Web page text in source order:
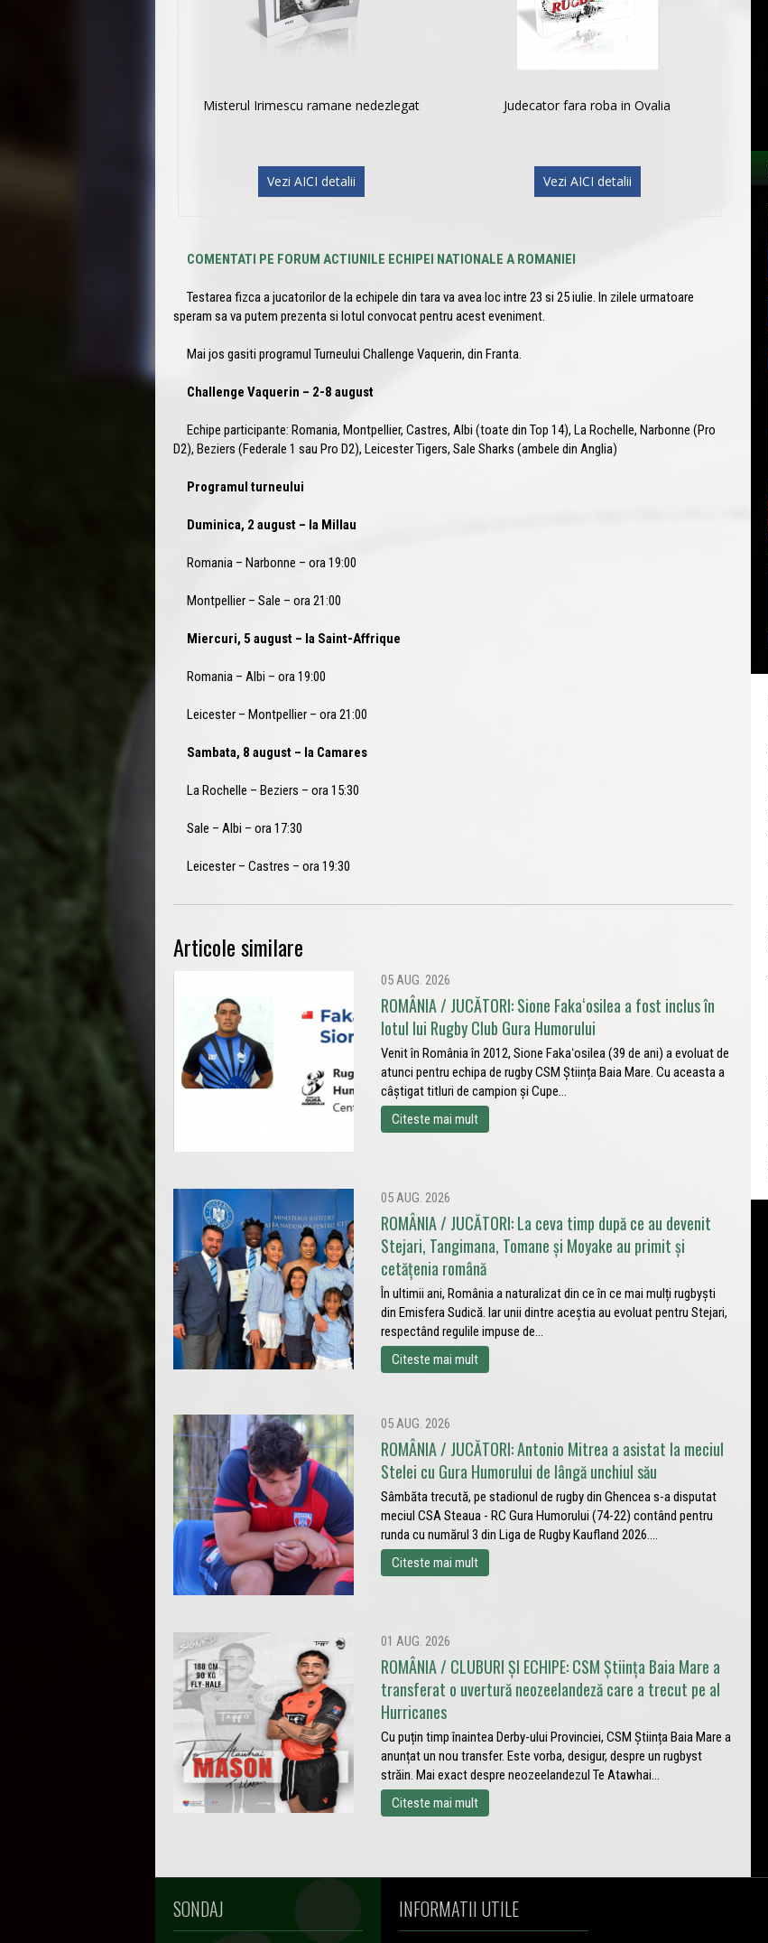
Misterul Irimescu ramane nedezlegat
Vezi AICI detalii
Judecator fara roba in Ovalia
Vezi AICI detalii
COMENTATI PE FORUM ACTIUNILE ECHIPEI NATIONALE A ROMANIEI
Testarea fizca a jucatorilor de la echipele din tara va avea loc intre 23 si 25 iulie. In zilele urmatoare
speram sa va putem prezenta si lotul convocat pentru acest eveniment.
Mai jos gasiti programul Turneului Challenge Vaquerin, din Franta.
Challenge Vaquerin – 2-8 august
Echipe participante: Romania, Montpellier, Castres, Albi (toate din Top 14), La Rochelle, Narbonne (Pro
D2), Beziers (Federale 1 sau Pro D2), Leicester Tigers, Sale Sharks (ambele din Anglia)
Programul turneului
Duminica, 2 august – la Millau
Romania – Narbonne – ora 19:00
Montpellier – Sale – ora 21:00
Miercuri, 5 august – la Saint-Affrique
Romania – Albi – ora 19:00
Leicester – Montpellier – ora 21:00
Sambata, 8 august – la Camares
La Rochelle – Beziers – ora 15:30
Sale – Albi – ora 17:30
Leicester – Castres – ora 19:30
Articole similare
05 AUG. 2026
ROMÂNIA / JUCĂTORI: Sione Fakaʻosilea a fost inclus în
lotul lui Rugby Club Gura Humorului
Venit în România în 2012, Sione Fakaʻosilea (39 de ani) a evoluat de
atunci pentru echipa de rugby CSM Știința Baia Mare. Cu aceasta a
câștigat titluri de campion și Cupe...
Citeste mai mult
05 AUG. 2026
ROMÂNIA / JUCĂTORI: La ceva timp după ce au devenit
Stejari, Tangimana, Tomane și Moyake au primit și
cetățenia română
În ultimii ani, România a naturalizat din ce în ce mai mulți rugbyști
din Emisfera Sudică. Iar unii dintre aceștia au evoluat pentru Stejari,
respectând regulile impuse de...
Citeste mai mult
05 AUG. 2026
ROMÂNIA / JUCĂTORI: Antonio Mitrea a asistat la meciul
Stelei cu Gura Humorului de lângă unchiul său
Sâmbăta trecută, pe stadionul de rugby din Ghencea s-a disputat
meciul CSA Steaua - RC Gura Humorului (74-22) contând pentru
runda cu numărul 3 din Liga de Rugby Kaufland 2026....
Citeste mai mult
01 AUG. 2026
ROMÂNIA / CLUBURI ȘI ECHIPE: CSM Știința Baia Mare a
transferat o uvertură neozeelandeză care a trecut pe al
Hurricanes
Cu puțin timp înaintea Derby-ului Provinciei, CSM Știința Baia Mare a
anunțat un nou transfer. Este vorba, desigur, despre un rugbyst
străin. Mai exact despre neozeelandezul Te Atawhai...
Citeste mai mult
SONDAJ INFORMATII UTILE